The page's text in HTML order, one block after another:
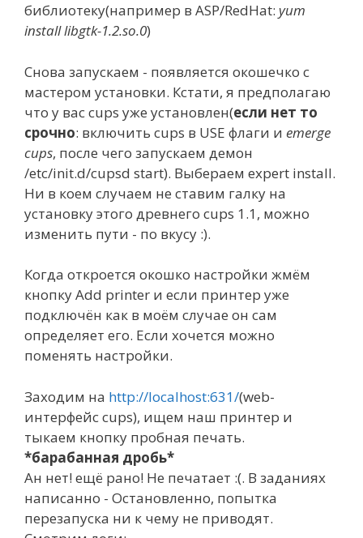
библиотеку(например в ASP/RedHat: yum
install libgtk-1.2.so.0)
Снова запускаем - появляется окошечко с
мастером установки. Кстати, я предполагаю
что у вас cups уже установлен(если нет то
срочно: включить cups в USE флаги и emerge
cups, после чего запускаем демон
/etc/init.d/cupsd start). Выбераем expert install.
Ни в коем случаем не ставим галку на
установку этого древнего cups 1.1, можно
изменить пути - по вкусу :).
Когда откроется окошко настройки жмём
кнопку Add printer и если принтер уже
подключён как в моём случае он сам
определяет его. Если хочется можно
поменять настройки.
Заходим на http://localhost:631/(web-
интерфейс cups), ищем наш принтер и
тыкаем кнопку пробная печать.
*барабанная дробь*
Ан нет! ещё рано! Не печатает :(. В заданиях
написанно - Остановленно, попытка
перезапуска ни к чему не приводят.